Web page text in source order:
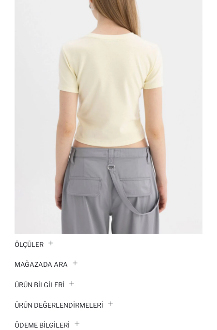
ÖLÇÜLER
MAĞAZADA ARA
ÜRÜN BILGILERI
ÜRÜN DEĞERLENDİRMELERİ
ÖDEME BİLGİLERİ